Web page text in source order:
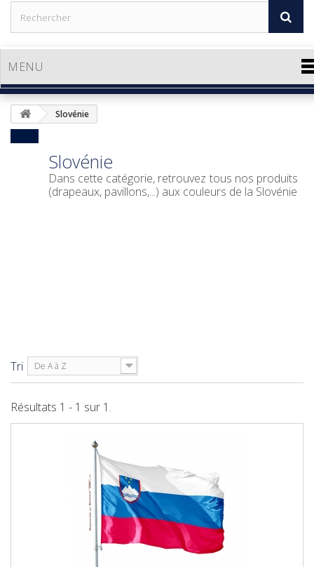
MENU
Slovénie
Slovénie
Dans cette catégorie, retrouvez tous nos produits
(drapeaux, pavillons,...) aux couleurs de la Slovénie
Tri De A à Z
Résultats 1 - 1 sur 1.